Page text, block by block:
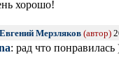
хорошо!
Евгений Мерзляков (автор)
: рад что понравилась